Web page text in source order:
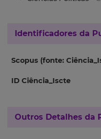
Identificadores da
Scopus (fonte:
ID Ciência_Iscte
Outros Detalhes da